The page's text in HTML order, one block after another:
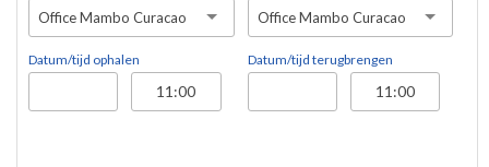
Office Mambo Curacao
Datum/tijd ophalen
Office Mambo Curacao
Datum/tijd terugbrengen